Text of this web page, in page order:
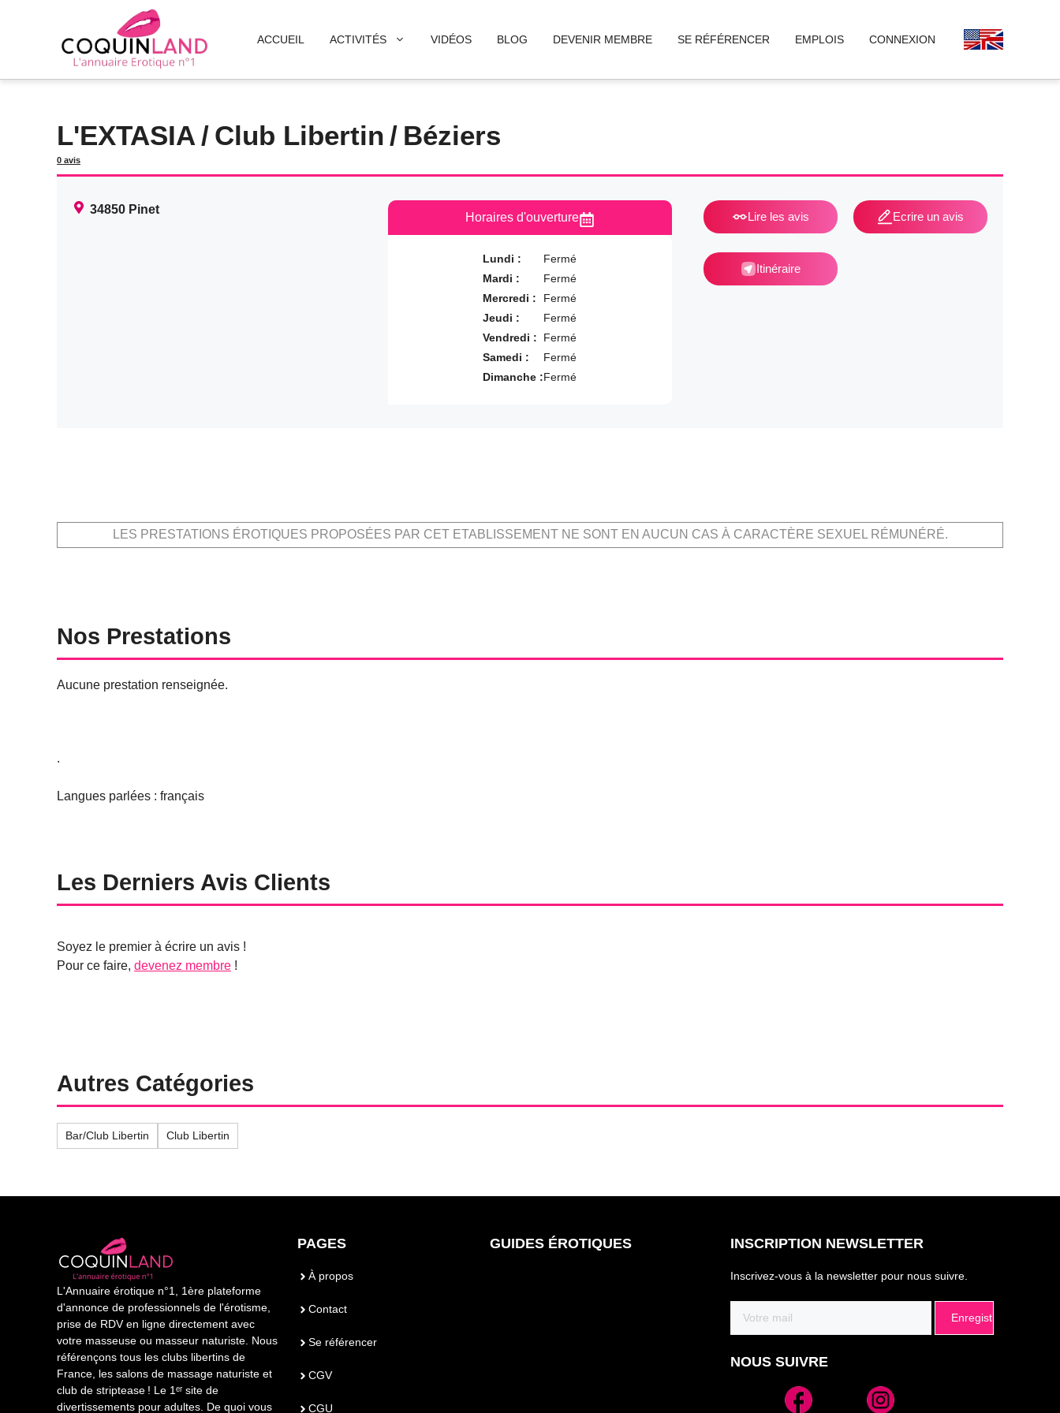
ACCUEIL ACTIVITÉS VIDÉOS BLOG DEVENIR MEMBRE SE RÉFÉRENCER EMPLOIS CONNEXION
L'EXTASIA / Club Libertin / Béziers
0 avis
34850 Pinet
Horaires d'ouverture
Lundi :
Mardi :
Mercredi :
Jeudi :
Vendredi :
Samedi :
Dimanche :
Fermé
Fermé
Fermé
Fermé
Fermé
Fermé
Fermé
Lire les avis Ecrire un avis
Itinéraire
LES PRESTATIONS ÉROTIQUES PROPOSÉES PAR CET ETABLISSEMENT NE SONT EN AUCUN CAS À CARACTÈRE SEXUEL RÉMUNÉRÉ.
Nos Prestations
Aucune prestation renseignée.
.
Langues parlées : français
Les Derniers Avis Clients
Soyez le premier à écrire un avis !
Pour ce faire, devenez membre !
Autres Catégories
Bar/Club Libertin Club Libertin
L'Annuaire érotique n°1, 1ère plateforme
d'annonce de professionnels de l'érotisme,
prise de RDV en ligne directement avec
votre masseuse ou masseur naturiste. Nous
référençons tous les clubs libertins de
France, les salons de massage naturiste et
club de striptease ! Le 1ᵉʳ site de
divertissements pour adultes. De quoi vous
PAGES
À propos
Contact
Se référencer
CGV
CGU
GUIDES ÉROTIQUES INSCRIPTION NEWSLETTER
Inscrivez-vous à la newsletter pour nous suivre.
Alternative:
NOUS SUIVRE